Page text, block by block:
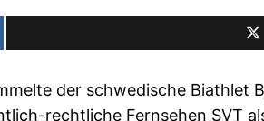
der schwedische Biathlet
rechtliche Fernsehen SVT